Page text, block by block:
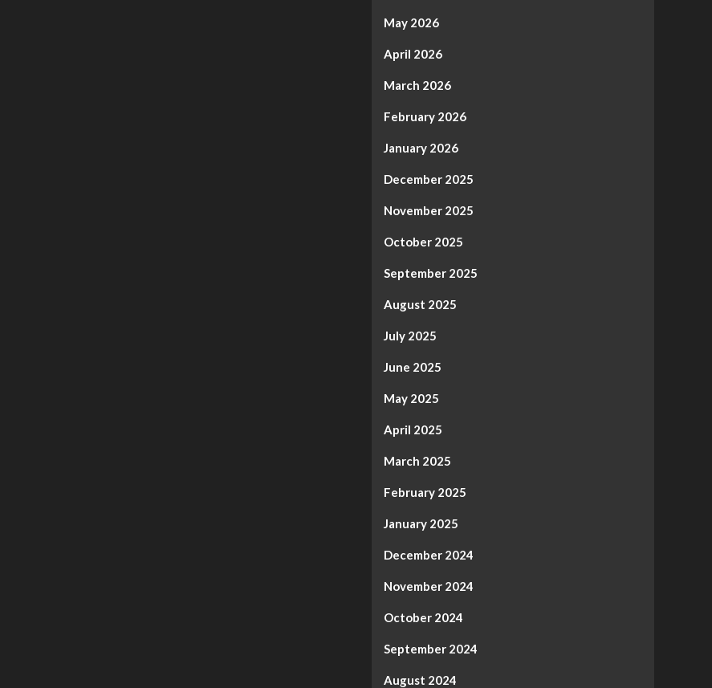
May 2026
April 2026
March 2026
February 2026
January 2026
December 2025
November 2025
October 2025
September 2025
August 2025
July 2025
June 2025
May 2025
April 2025
March 2025
February 2025
January 2025
December 2024
November 2024
October 2024
September 2024
August 2024